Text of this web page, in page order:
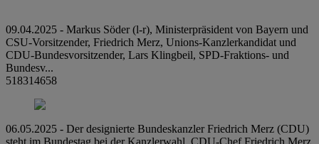
09.04.2025 - Markus Söder (l-r), Ministerpräsident von Bayern und
CSU-Vorsitzender, Friedrich Merz, Unions-Kanzlerkandidat und
CDU-Bundesvorsitzender, Lars Klingbeil, SPD-Fraktions- und
Bundesv...
518314658
06.05.2025 - Der designierte Bundeskanzler Friedrich Merz (CDU)
steht im Bundestag bei der Kanzlerwahl. CDU-Chef Friedrich Merz